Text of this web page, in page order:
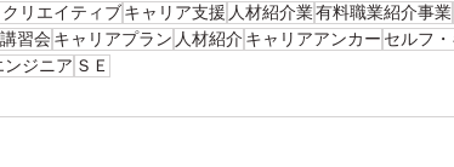
リエイティブキャリア支援 人材紹介業有料職業紹介事業
習会 キャリアプラン 人材紹介 キャリアアンカー セルフ
ジニア ＳＥ